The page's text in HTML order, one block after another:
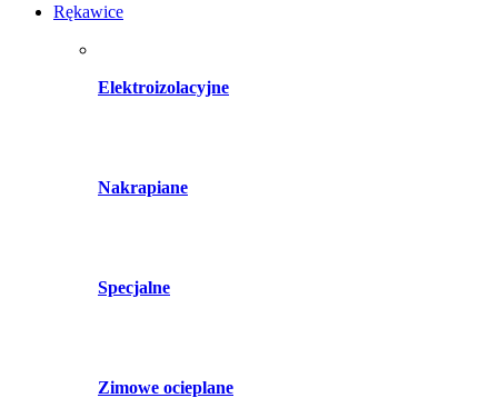
Rękawice
Elektroizolacyjne
Nakrapiane
Specjalne
Zimowe ocieplane